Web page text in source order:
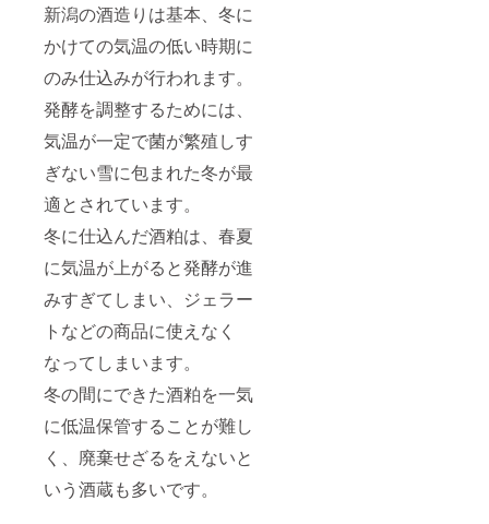
新潟の酒造りは基本、冬に
かけての気温の低い時期に
のみ仕込みが行われます。
発酵を調整するためには、
気温が一定で菌が繁殖しす
ぎない雪に包まれた冬が最
適とされています。
冬に仕込んだ酒粕は、春夏
に気温が上がると発酵が進
みすぎてしまい、ジェラー
トなどの商品に使えなく
なってしまいます。
冬の間にできた酒粕を一気
に低温保管することが難し
く、廃棄せざるをえないと
いう酒蔵も多いです。